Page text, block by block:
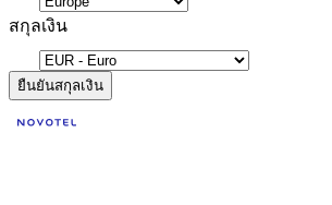
สกุลเงิน
ยืนยันสกุลเงิน